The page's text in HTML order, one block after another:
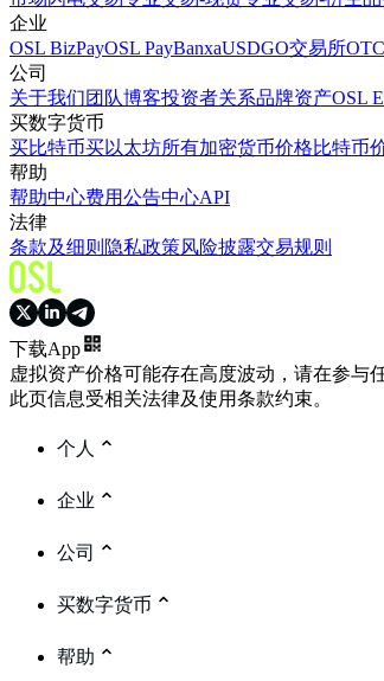
企业
OSL BizPayOSL PayBanxaUSDGO交易所
公司
关于我们团队博客投资者关系品牌资产OSL
买数字货币
买比特币买以太坊所有加密货币价格比特币
帮助
帮助中心费用公告中心API
法律
条款及细则 隐私政策风险披露交易规则
下载App
虚拟资产价格可能存在高度波动，请在参与
此页信息受相关法律及使用条款约束。
个人
企业
公司
买数字货币
帮助